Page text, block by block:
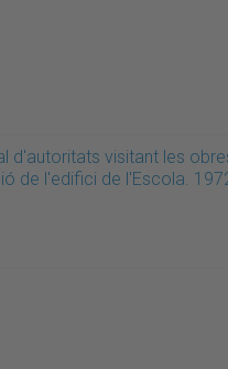
d'autoritats visitant les
de l'edifici de l'Escola.